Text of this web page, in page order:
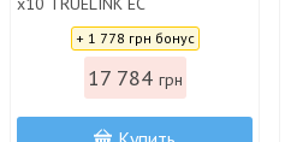
+ 1 778 грн бонус
17 784 грн